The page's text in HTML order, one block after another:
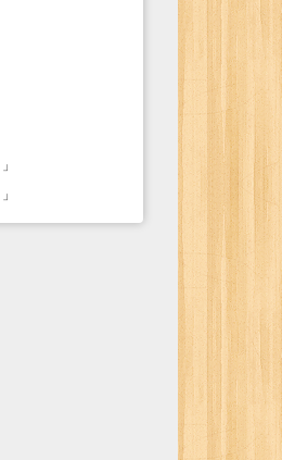
」
」